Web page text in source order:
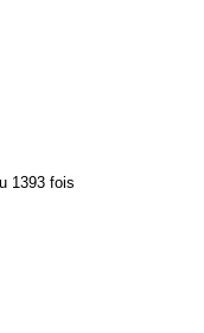
1393 fois